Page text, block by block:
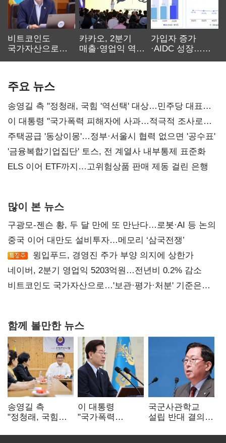
비트코인도
국가자산으로…'
카카오, 2분기
매출·영업익 역대
가입자 증가
·AIDC 성장…
주요 뉴스
송영길 측 "정청래, 국힘 '역선택' 대상…민주당 대표로
총선 지휘 못해"
이 대통령 "국가폭력 피해자에 사과…적극적 조사로
진실 밝혀야"
주택공급 '동상이몽'…정부·서울시 협력 없으면 '공수표'
'금융복합기업집단' 토스, 전 계열사 내부통제 표준화
ELS 이어 ETF까지…고위험상품 판매 제동 걸린 은행
많이 본 뉴스
구광모-젠슨 황, 두 달 만에 또 만난다…로봇·AI 등 논의
중국 이어 대만도 설비투자…메모리 ‘삼국전쟁’
윙입푸드, 경영진 주가 부양 의지에 상한가
네이버, 2분기 영업익 5203억원…전년비 0.2% 감소
비트코인도 국가자산으로…'보관·평가·처분' 기준은
함께 볼만한 뉴스
송영길 측
"정청래, 국힘
민주당 대표로
이 대통령
"국가폭력
적극적 조사로
국군사관학교
설립 반대 결의안
"정치적 목적